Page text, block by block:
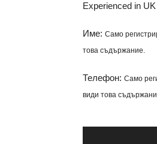
Experienced in
Име: Само
това съдържание.
Телефон: Само
види това